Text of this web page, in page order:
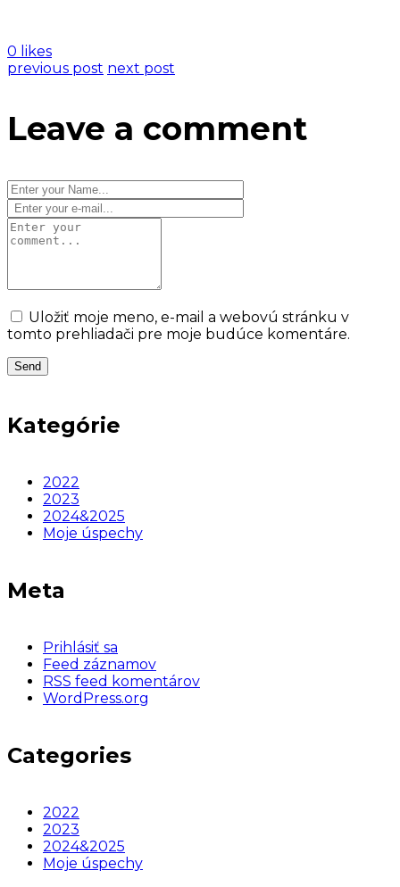
0 likes
previous post next post
Leave a comment
Uložiť moje meno, e-mail a webovú stránku v
tomto prehliadači pre moje budúce komentáre.
Kategórie
2022
2023
2024&2025
Moje úspechy
Meta
Prihlásiť sa
Feed záznamov
RSS feed komentárov
WordPress.org
Categories
2022
2023
2024&2025
Moje úspechy